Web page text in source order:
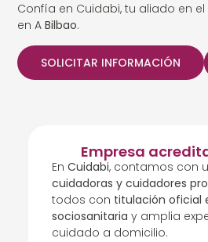
Confía en Cuidabi, tu aliado en
en ABilbao.
SOLICITAR INFORMACIÓN
Empresa
En Cuidabi, contamos con
cuidadoras y cuidadores
todos con titulación oficial
sociosanitaria y amplia
cuidado a domicilio.